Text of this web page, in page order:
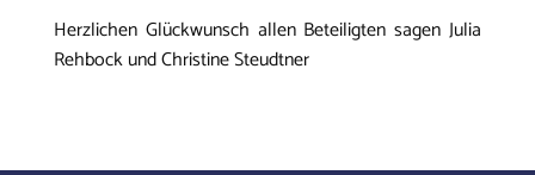
Herzlichen Glückwunsch allen Beteiligten sagen Julia
Rehbock und Christine Steudtner